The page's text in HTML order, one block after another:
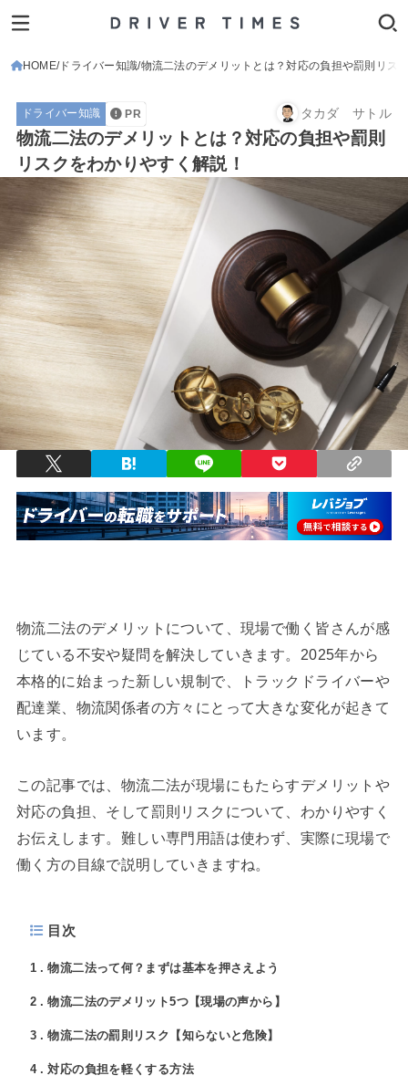
HOME ドライバー知識 物流二法のデメリットとは？対応の負担や罰則リス
ドライバー知識 PR タカダ サトル
物流二法のデメリットとは？対応の負担や罰則
リスクをわかりやすく解説！
物流二法のデメリットについて、現場で働く皆さんが感
じている不安や疑問を解決していきます。2025年から
本格的に始まった新しい規制で、トラックドライバーや
配達業、物流関係者の方々にとって大きな変化が起きて
います。
この記事では、物流二法が現場にもたらすデメリットや
対応の負担、そして罰則リスクについて、わかりやすく
お伝えします。難しい専門用語は使わず、実際に現場で
働く方の目線で説明していきますね。
目次
1 物流二法って何？まずは基本を押さえよう
2 物流二法のデメリット5つ【現場の声から】
3 物流二法の罰則リスク【知らないと危険】
4 対応の負担を軽くする方法